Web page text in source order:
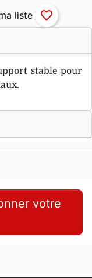
stable pour
favorite_border